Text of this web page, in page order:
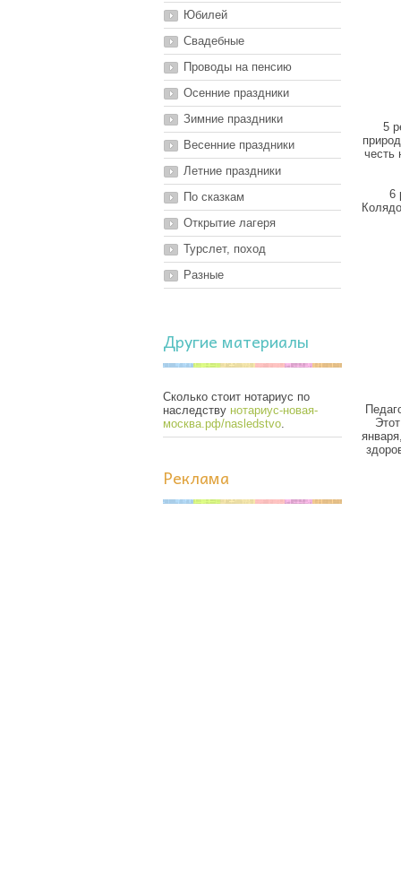
Юбилей
Свадебные
Проводы на пенсию
Осенние праздники
Зимние праздники
Весенние праздники
Летние праздники
По сказкам
Открытие лагеря
Турслет, поход
Разные
Другие материалы
Сколько стоит нотариус по
наследству нотариус-новая-
москва.рф/nasledstvo.
Реклама
5
честь
6